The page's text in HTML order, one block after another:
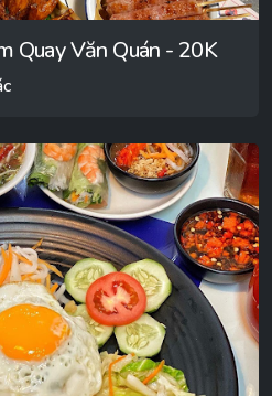
Quay Văn Quán - 20K